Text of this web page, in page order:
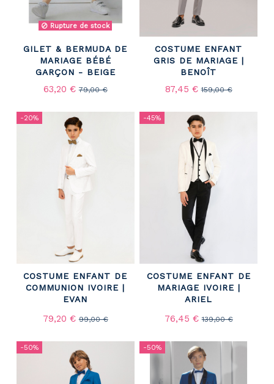
Rupture de stock
GILET & BERMUDA DE
MARIAGE BÉBÉ
GARÇON - BEIGE
63,20 €79,00 €
COSTUME ENFANT
GRIS DE MARIAGE |
BENOÎT
87,45 €159,00 €
-20%
COSTUME ENFANT DE
COMMUNION IVOIRE |
EVAN
79,20 €99,00 €
-45%
COSTUME ENFANT DE
MARIAGE IVOIRE |
ARIEL
76,45 €139,00 €
-50% -50%